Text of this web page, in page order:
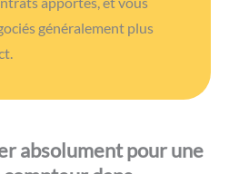
L’intervention est annulée et
heures supplémentaires.
une présence et dégagez
d’occupation, ou sans